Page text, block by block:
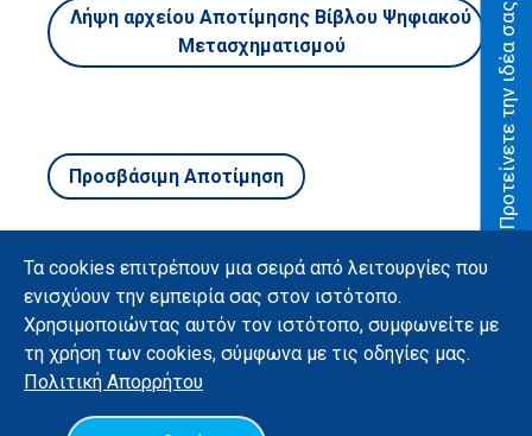
Προτείνετε την ιδέα σας
Προτείνετε
την ιδέα
Σελίδα
Αναζήτησης
Βίβλος Ψηφιακού
Μετασχηματισμού
Ελληνικά
Λήψη αρχείου Αποτίμησης Βίβλου Ψηφιακού
Μετασχηματισμού
Προσβάσιμη Αποτίμηση
Τα cookies επιτρέπουν μια σειρά από λειτουργίες που
ενισχύουν την εμπειρία σας στον ιστότοπο.
Χρησιμοποιώντας αυτόν τον ιστότοπο, συμφωνείτε με
τη χρήση των cookies, σύμφωνα με τις οδηγίες μας.
Πολιτική Απορρήτου
Υλοποίηση με χρήση ανοιχτού λογισμικού